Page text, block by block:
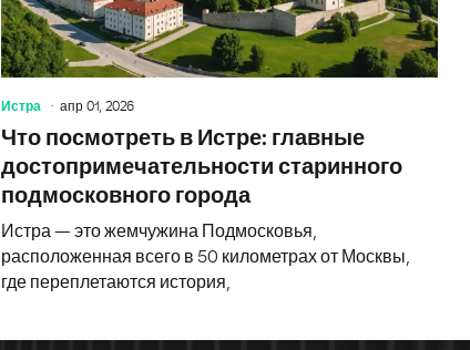
Истра апр 01, 2026
Что посмотреть в Истре: главные
достопримечательности старинного
подмосковного города
Истра — это жемчужина Подмосковья,
расположенная всего в 50 километрах от Москвы,
где переплетаются история,